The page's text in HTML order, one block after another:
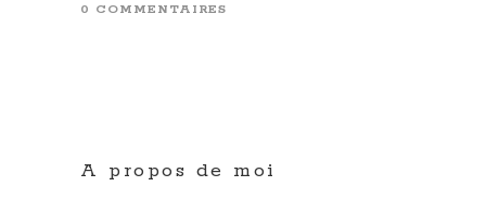
0 COMMENTAIRES
A propos de moi